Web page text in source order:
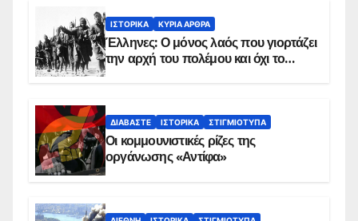
ΙΣΤΟΡΙΚΆ ΚΥΡΙΑ ΑΡΘΡΑ
Έλληνες: Ο μόνος λαός που γιορτάζει
την αρχή του πολέμου και όχι το
ΔΙΑΒΆΣΤΕ ΙΣΤΟΡΙΚΆ ΣΤΙΓΜΙΌΤΥΠΑ
Οι κομμουνιστικές ρίζες της
οργάνωσης «Αντίφα»